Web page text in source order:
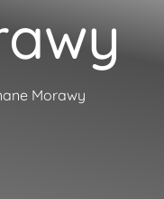
Morawy